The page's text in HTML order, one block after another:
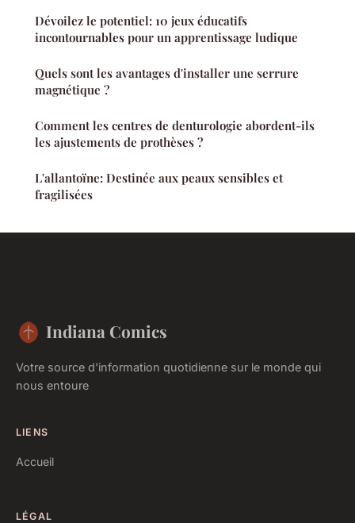
Dévoilez le potentiel: 10 jeux éducatifs
incontournables pour un apprentissage ludique
Quels sont les avantages d'installer une serrure
magnétique ?
Comment les centres de denturologie abordent-ils
les ajustements de prothèses ?
L'allantoïne: Destinée aux peaux sensibles et
fragilisées
Indiana Comics
Votre source d'information quotidienne sur le monde qui
nous entoure
LIENS
Accueil
LÉGAL